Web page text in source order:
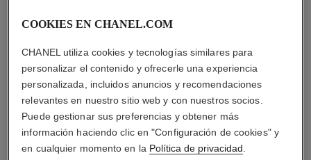
COOKIES EN CHANEL.COM
CHANEL utiliza cookies y tecnologías similares para
personalizar el contenido y ofrecerle una experiencia
personalizada, incluidos anuncios y recomendaciones
relevantes en nuestro sitio web y con nuestros socios.
Puede gestionar sus preferencias y obtener más
información haciendo clic en "Configuración de cookies" y
en cualquier momento en la Política de privacidad